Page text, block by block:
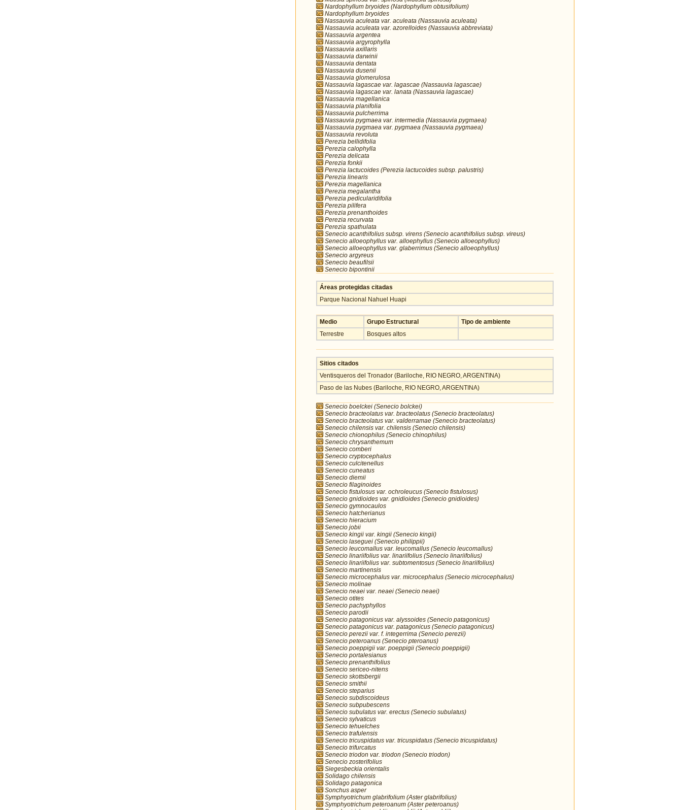
Nardophyllum bryoides (Nardophyllum obtusifolium)
Nardophyllum bryoides
Nassauvia aculeata var. aculeata (Nassauvia aculeata)
Nassauvia aculeata var. azorelloides (Nassauvia abbreviata)
Nassauvia argentea
Nassauvia argyrophylla
Nassauvia axillaris
Nassauvia darwinii
Nassauvia dentata
Nassauvia dusenii
Nassauvia glomerulosa
Nassauvia lagascae var. lagascae (Nassauvia lagascae)
Nassauvia lagascae var. lanata (Nassauvia lagascae)
Nassauvia magellanica
Nassauvia planifolia
Nassauvia pulcherrima
Nassauvia pygmaea var. intermedia (Nassauvia pygmaea)
Nassauvia pygmaea var. pygmaea (Nassauvia pygmaea)
Nassauvia revoluta
Perezia bellidifolia
Perezia calophylla
Perezia delicata
Perezia fonkii
Perezia lactucoides (Perezia lactucoides subsp. palustris)
Perezia linearis
Perezia magellanica
Perezia megalantha
Perezia pedicularidifolia
Perezia pilifera
Perezia prenanthoides
Perezia recurvata
Perezia spathulata
Senecio acanthifolius subsp. virens (Senecio acanthifolius subsp. vireus)
Senecio alloeophyllus var. alloephyllus (Senecio alloeophyllus)
Senecio alloeophyllus var. glaberrimus (Senecio alloeophyllus)
Senecio argyreus
Senecio beaufilsii
Senecio bipontinii
Áreas protegidas citadas
Parque Nacional Nahuel Huapi
Medio Grupo Estructural
Tipo de ambiente
Terrestre
Bosques altos
Sitios citados
Ventisqueros del Tronador (Bariloche, RIO NEGRO, ARGENTINA)
Paso de las Nubes (Bariloche, RIO NEGRO, ARGENTINA)
Senecio boelckei (Senecio bolckei)
Senecio bracteolatus var. bracteolatus (Senecio bracteolatus)
Senecio bracteolatus var. valderramae (Senecio bracteolatus)
Senecio chilensis var. chilensis (Senecio chilensis)
Senecio chionophilus (Senecio chinophilus)
Senecio chrysanthemum
Senecio comberi
Senecio cryptocephalus
Senecio culcitenellus
Senecio cuneatus
Senecio diemii
Senecio filaginoides
Senecio fistulosus var. ochroleucus (Senecio fistulosus)
Senecio gnidioides var. gnidioides (Senecio gnidioides)
Senecio gymnocaulos
Senecio hatcherianus
Senecio hieracium
Senecio jobii
Senecio kingii var. kingii (Senecio kingii)
Senecio laseguei (Senecio philippii)
Senecio leucomallus var. leucomallus (Senecio leucomallus)
Senecio linariifolius var. linariifolius (Senecio linariifolius)
Senecio linariifolius var. subtomentosus (Senecio linariifolius)
Senecio martinensis
Senecio microcephalus var. microcephalus (Senecio microcephalus)
Senecio molinae
Senecio neaei var. neaei (Senecio neaei)
Senecio otites
Senecio pachyphyllos
Senecio parodii
Senecio patagonicus var. alyssoides (Senecio patagonicus)
Senecio patagonicus var. patagonicus (Senecio patagonicus)
Senecio perezii var. f. integerrima (Senecio perezii)
Senecio peteroanus (Senecio pteroanus)
Senecio poeppigii var. poeppigii (Senecio poeppigii)
Senecio portalesianus
Senecio prenanthifolius
Senecio sericeo-nitens
Senecio skottsbergii
Senecio smithii
Senecio steparius
Senecio subdiscoideus
Senecio subpubescens
Senecio subulatus var. erectus (Senecio subulatus)
Senecio sylvaticus
Senecio tehuelches
Senecio trafulensis
Senecio tricuspidatus var. tricuspidatus (Senecio tricuspidatus)
Senecio trifurcatus
Senecio triodon var. triodon (Senecio triodon)
Senecio zosterifolius
Siegesbeckia orientalis
Solidago chilensis
Solidago patagonica
Sonchus asper
Symphyotrichum glabrifolium (Aster glabrifolius)
Symphyotrichum peteroanum (Aster peteroanus)